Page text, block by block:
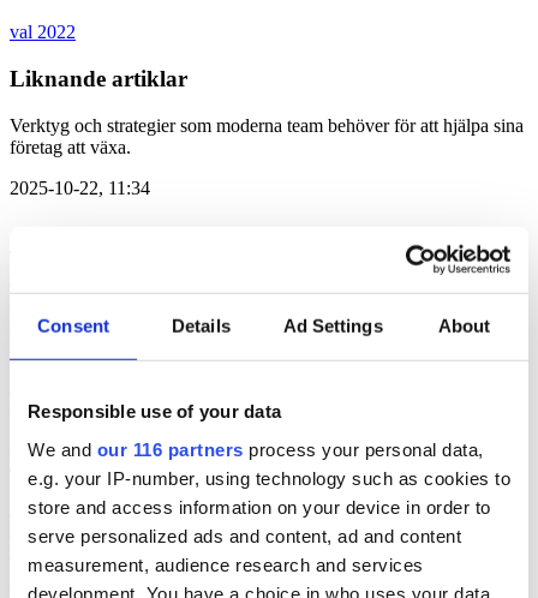
Consent Details Ad Settings About
Responsible use of your data
We and our 116 partners process your personal data,
e.g. your IP-number, using technology such as cookies to
store and access information on your device in order to
serve personalized ads and content, ad and content
measurement, audience research and services
development. You have a choice in who uses your data
val 2022
Liknande artiklar
Verktyg och strategier som moderna team behöver för att hjälpa sina
företag att växa.
2025-10-22, 11:34
Både Moderaterna och Sverigedemokraterna får reprimander från
2023-04-03, 06:17
M och S-styre ökar i kommunerna
Drygt en miljon svenskar bor i kommuner med SD-styre, jämfört
med 71 000 förra mandatperioden. Men vanligast är styren med
blocköverskridande konstellationer, visar statistik från Infostat.
val 2022